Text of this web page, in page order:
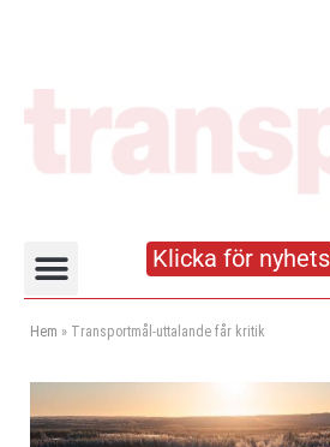
Klicka för
Hem » Transportmål-uttalande får kritik